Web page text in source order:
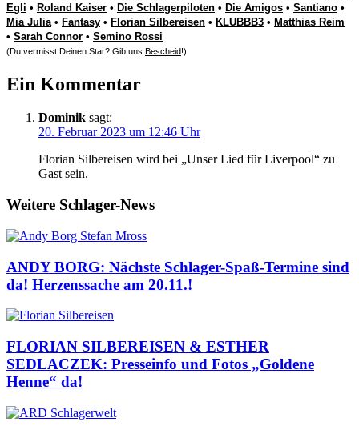
Egli • Roland Kaiser • Die Schlagerpiloten • Die Amigos • Santiano •
Mia Julia • Fantasy • Florian Silbereisen • KLUBBB3 • Matthias Reim
• Sarah Connor • Semino Rossi
(Du vermisst Deinen Star? Gib uns Bescheid!)
Ein Kommentar
Dominik sagt:
20. Februar 2023 um 12:46 Uhr
Florian Silbereisen wird bei „Unser Lied für Liverpool“ zu
Gast sein.
Weitere Schlager-News
ANDY BORG: Nächste Schlager-Spaß-Termine sind
da! Herzenssache am 20.11.!
FLORIAN SILBEREISEN & ESTHER
SEDLACZEK: Presseinfo und Fotos „Goldene
Henne“ da!